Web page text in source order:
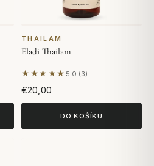
THAILAM
Eladi Thailam
★★★★★ 5.0 (3)
Na základě 3 hodnocení
€20,00
DO KOŠÍKU